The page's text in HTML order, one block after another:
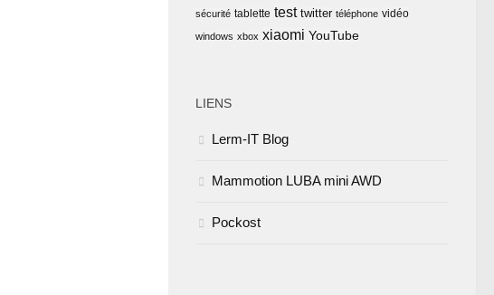
sécurité tablette test twitter téléphone vidéo
windows xbox xiaomi YouTube
LIENS
Lerm-IT Blog
Mammotion LUBA mini AWD
Pockost